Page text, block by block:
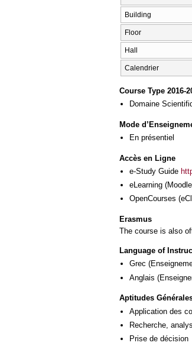
Building
Floor
Hall
Calendrier
Course Type 2016-
Domaine
Mode
En présentiel
Accès en Ligne
e-Study Guide
eLearning
OpenCourses
Erasmus
The course is also
Language of
Grec
Anglais
Aptitudes
Application des
Recherche,
Prise de décision